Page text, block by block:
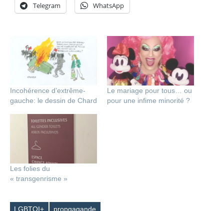
Telegram WhatsApp
Incohérence d’extrême-
gauche: le dessin de Chard
Le mariage pour tous… ou
pour une infime minorité ?
Les folies du
« transgenrisme »
LGBTQI+ propgagande